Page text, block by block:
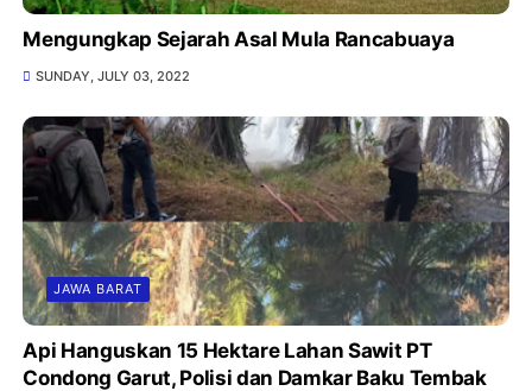
Mengungkap Sejarah Asal Mula Rancabuaya
SUNDAY, JULY 03, 2022
JAWA BARAT
Api Hanguskan 15 Hektare Lahan Sawit PT
Condong Garut, Polisi dan Damkar Baku Tembak